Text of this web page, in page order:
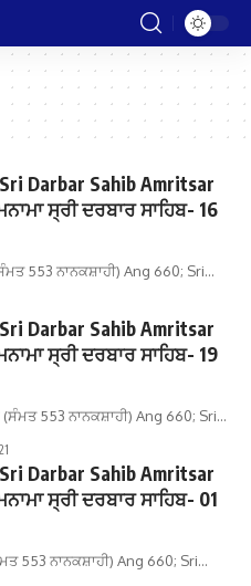
Darbar Sahib Amritsar
ਸ੍ਰੀ ਦਰਬਾਰ ਸਾਹਿਬ- 16
553 ਨਾਨਕਸ਼ਾਹੀ) Ang 660; Sri…
Darbar Sahib Amritsar
ਸ੍ਰੀ ਦਰਬਾਰ ਸਾਹਿਬ- 19
553 ਨਾਨਕਸ਼ਾਹੀ) Ang 660; Sri…
Darbar Sahib Amritsar
ਸ੍ਰੀ ਦਰਬਾਰ ਸਾਹਿਬ- 01
553 ਨਾਨਕਸ਼ਾਹੀ) Ang 660; Sri…